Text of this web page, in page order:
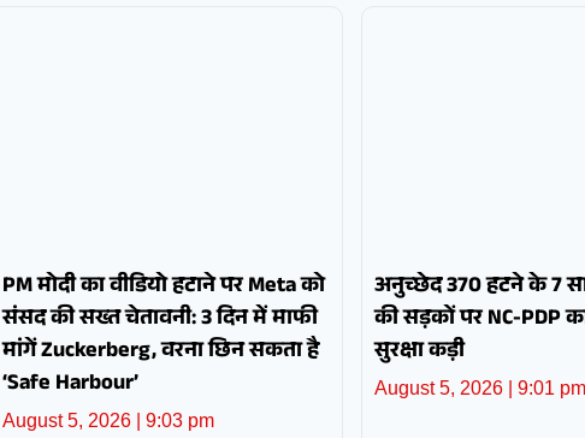
PM मोदी का वीडियो हटाने पर Meta को
संसद की सख्त चेतावनी: 3 दिन में माफी
मांगें Zuckerberg, वरना छिन सकता है
‘Safe Harbour’
August 5, 2026 9:03 pm
अनुच्छेद 370 हटने के 7
की सड़कों पर NC-PDP
सुरक्षा कड़ी
August 5, 2026 9:01 pm